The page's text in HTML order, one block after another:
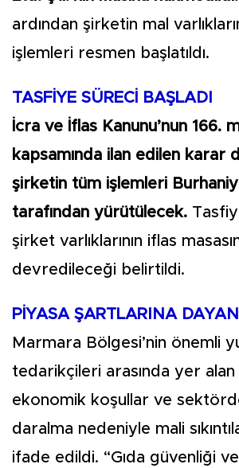
ardından şirketin mal
işlemleri resmen başlatıldı.
TASFİYE SÜRECİ BAŞLADI
İcra ve İflas Kanunu’nun 166.
kapsamında ilan edilen karar
şirketin tüm işlemleri
tarafından yürütülecek.
şirket varlıklarının iflas
devredileceği belirtildi.
PİYASA ŞARTLARINA
Marmara Bölgesi’nin önemli
tedarikçileri arasında yer
ekonomik koşullar ve
daralma nedeniyle mali
ifade edildi. “Gıda güvenliği